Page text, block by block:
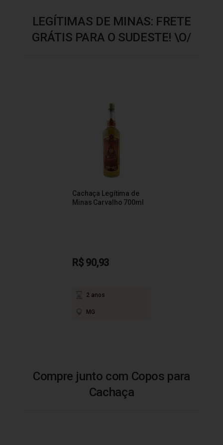
LEGÍTIMAS DE MINAS: FRETE
GRÁTIS PARA O SUDESTE! \O/
Cachaça Legítima de
Minas Carvalho 700ml
R$ 90,93
2 anos
MG
Compre junto com Copos para
Cachaça